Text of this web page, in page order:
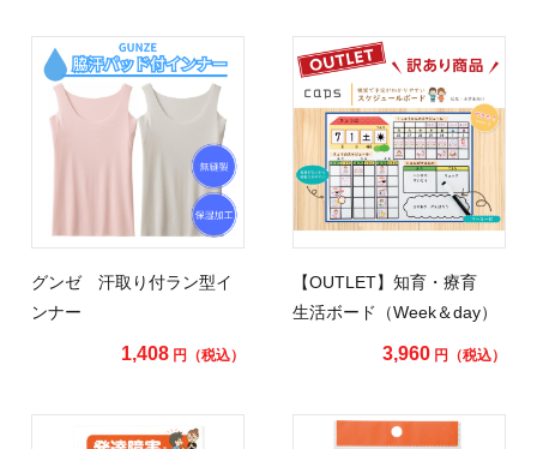
グンゼ 汗取り付ラン型イ
ンナー
1,408円（税込）
【OUTLET】知育・療育
生活ボード（Week＆day）
3,960 円（税込）